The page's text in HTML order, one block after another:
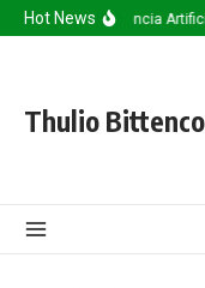
Ir para o conteúdo
Hot NewsInteligência
Thulio